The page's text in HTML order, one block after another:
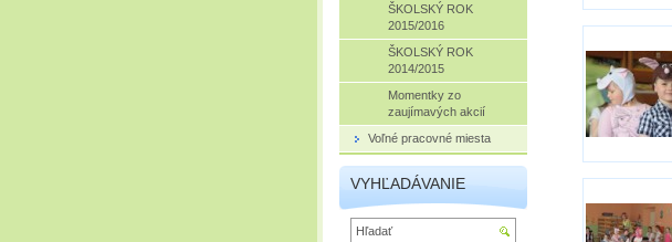
ŠKOLSKÝ ROK
2015/2016
ŠKOLSKÝ ROK
2014/2015
Momentky zo
zaujímavých akcií
Voľné pracovné miesta
VYHĽADÁVANIE